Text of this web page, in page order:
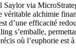
Saylor via
véritable alchimie
d’une efficacité
s’emballe,
où l’euphorie est